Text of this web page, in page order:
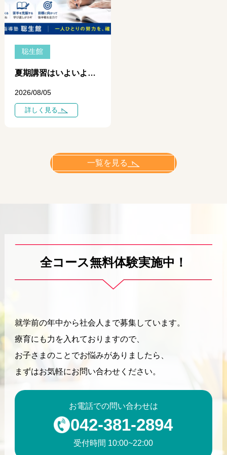
聡生館
夏期講習はいよいよ中盤へ ― 学力に差がつき始めるのは「今」です ―
2026/08/05
詳しく見る
一覧を見る
全コース無料体験実施中！
就学前の年中から社会人まで募集しています。
療育にも力を入れておりますので、
お子さまのことでお悩みがありましたら、
まずはお気軽にお問い合わせください。
お電話での問い合わせは
042-381-2894
受付時間 10:00~22:00